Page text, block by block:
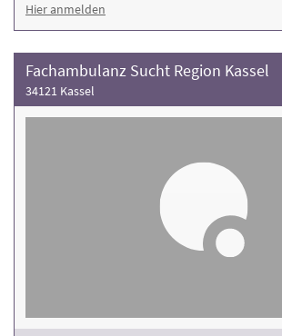
Hier anmelden
Fachambulanz Sucht Region Kassel
34121 Kassel